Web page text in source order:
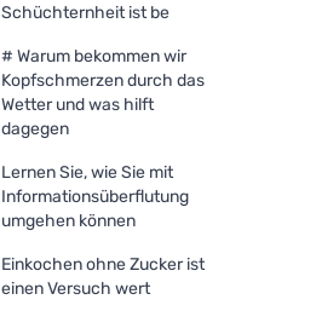
Schüchternheit ist be
# Warum bekommen wir
Kopfschmerzen durch das
Wetter und was hilft
dagegen
Lernen Sie, wie Sie mit
Informationsüberflutung
umgehen können
Einkochen ohne Zucker ist
einen Versuch wert